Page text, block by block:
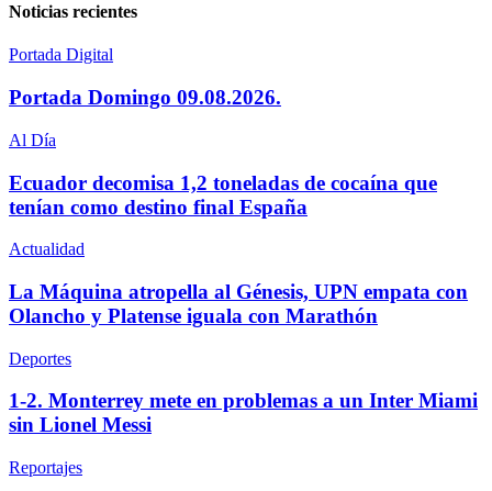
Noticias recientes
Portada Digital
Portada Domingo 09.08.2026.
Al Día
Ecuador decomisa 1,2 toneladas de cocaína que
tenían como destino final España
Actualidad
La Máquina atropella al Génesis, UPN empata con
Olancho y Platense iguala con Marathón
Deportes
1-2. Monterrey mete en problemas a un Inter Miami
sin Lionel Messi
Reportajes